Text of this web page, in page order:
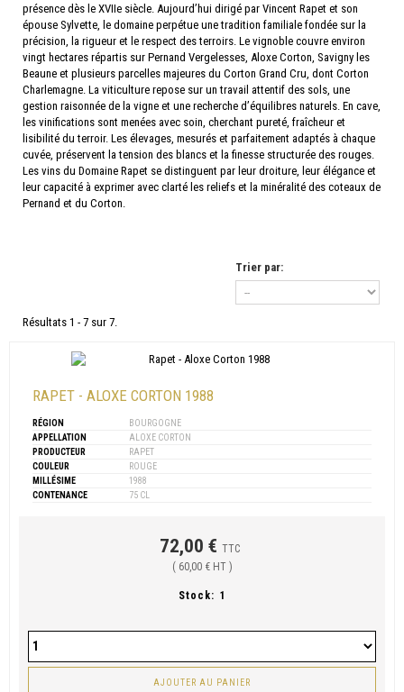
présence dès le XVIIe siècle. Aujourd’hui dirigé par Vincent Rapet et son
épouse Sylvette, le domaine perpétue une tradition familiale fondée sur la
précision, la rigueur et le respect des terroirs. Le vignoble couvre environ
vingt hectares répartis sur Pernand Vergelesses, Aloxe Corton, Savigny les
Beaune et plusieurs parcelles majeures du Corton Grand Cru, dont Corton
Charlemagne. La viticulture repose sur un travail attentif des sols, une
gestion raisonnée de la vigne et une recherche d’équilibres naturels. En cave,
les vinifications sont menées avec soin, cherchant pureté, fraîcheur et
lisibilité du terroir. Les élevages, mesurés et parfaitement adaptés à chaque
cuvée, préservent la tension des blancs et la finesse structurée des rouges.
Les vins du Domaine Rapet se distinguent par leur droiture, leur élégance et
leur capacité à exprimer avec clarté les reliefs et la minéralité des coteaux de
Pernand et du Corton.
Trier par:
Résultats 1 - 7 sur 7.
RAPET - ALOXE CORTON 1988
RÉGION
BOURGOGNE
APPELLATION
ALOXE CORTON
PRODUCTEUR
RAPET
COULEUR
ROUGE
MILLÉSIME
1988
CONTENANCE
75 CL
72,00 € TTC
( 60,00 € HT )
Stock: 1
AJOUTER AU PANIER